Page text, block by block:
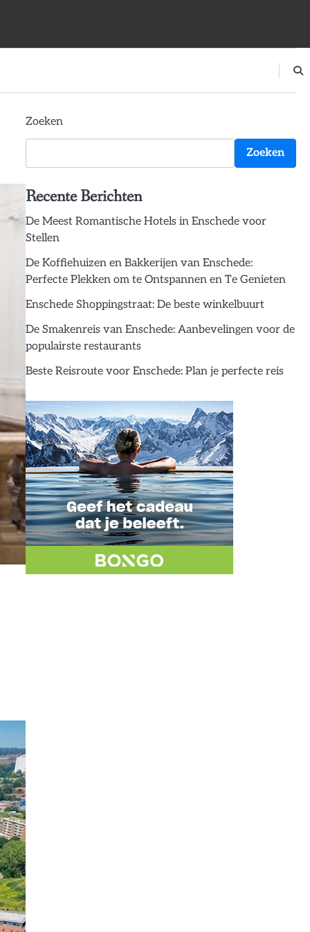
Zoeken
Zoeken
Recente Berichten
De Meest Romantische Hotels in Enschede voor
Stellen
De Koffiehuizen en Bakkerijen van Enschede:
Perfecte Plekken om te Ontspannen en Te Genieten
Enschede Shoppingstraat: De beste winkelbuurt
De Smakenreis van Enschede: Aanbevelingen voor de
populairste restaurants
Beste Reisroute voor Enschede: Plan je perfecte reis